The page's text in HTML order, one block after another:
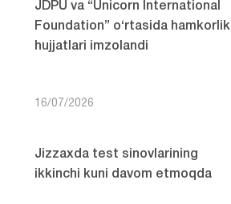
JDPU va “Unicorn International
Foundation” o‘rtasida hamkorlik
hujjatlari imzolandi
16/07/2026
Jizzaxda test sinovlarining
ikkinchi kuni davom etmoqda